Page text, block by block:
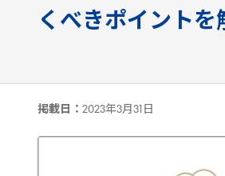
くべきポイントを
掲載日： 2023年3月31日